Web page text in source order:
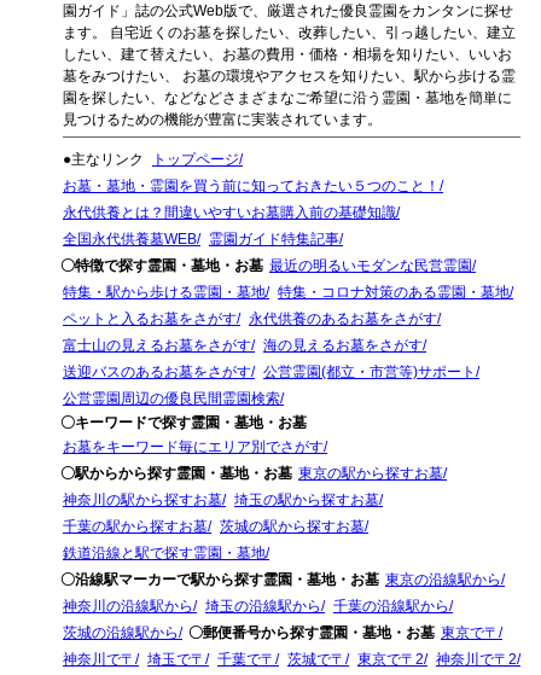
園ガイド」誌の公式Web版で、厳選された優良霊園をカンタンに探せ
ます。 自宅近くのお墓を探したい、改葬したい、引っ越したい、建立
したい、建て替えたい、お墓の費用・価格・相場を知りたい、いいお
墓をみつけたい、 お墓の環境やアクセスを知りたい、駅から歩ける霊
園を探したい、などなどさまざまなご希望に沿う霊園・墓地を簡単に
見つけるための機能が豊富に実装されています。
●主なリンク
トップページ
お墓・墓地・霊園を買う前に知っておきたい５つのこと！
永代供養とは？間違いやすいお墓購入前の基礎知識
全国永代供養墓WEB
霊園ガイド特集記事
〇特徴で探す霊園・墓地・お墓 最近の明るいモダンな民営霊園
特集・駅から歩ける霊園・墓地
特集・コロナ対策のある霊園・墓地
ペットと入るお墓をさがす
永代供養のあるお墓をさがす
富士山の見えるお墓をさがす
海の見えるお墓をさがす
送迎バスのあるお墓をさがす
公営霊園(都立・市営等)サポート
公営霊園周辺の優良民間霊園検索
〇キーワードで探す霊園・墓地・お墓
お墓をキーワード毎にエリア別でさがす
〇駅からから探す霊園・墓地・お墓 東京の駅から探すお墓
神奈川の駅から探すお墓
埼玉の駅から探すお墓
千葉の駅から探すお墓
茨城の駅から探すお墓
鉄道沿線と駅で探す霊園・墓地
〇沿線駅マーカーで駅から探す霊園・墓地・お墓 東京の沿線駅から
神奈川の沿線駅から
埼玉の沿線駅から
千葉の沿線駅から
茨城の沿線駅から
〇郵便番号から探す霊園・墓地・お墓 東京で〒
神奈川で〒
埼玉で〒 千葉で〒 茨城で〒 東京で〒2
神奈川で〒2